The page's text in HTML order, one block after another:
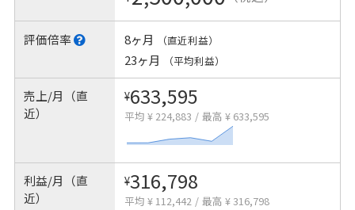
評価倍率 8ヶ月 （直近利益）
23ヶ月 （平均利益）
売上/月（直
近）
¥633,595
平均 ¥ 224,883 / 最高 ¥ 633,595
利益/月（直
近）
¥316,798
平均 ¥ 112,442 / 最高 ¥ 316,798